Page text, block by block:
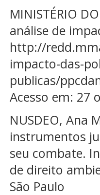
MINISTÉRIO
análise de
http://
impacto-das-
publicas/
Acesso em: 27
NUSDEO, Ana
instrumentos
seu combate.
de direito
São Paulo